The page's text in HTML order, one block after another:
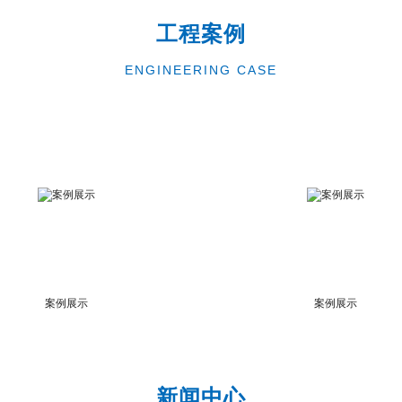
工程案例
ENGINEERING CASE
案例展示 案例展示
新闻中心